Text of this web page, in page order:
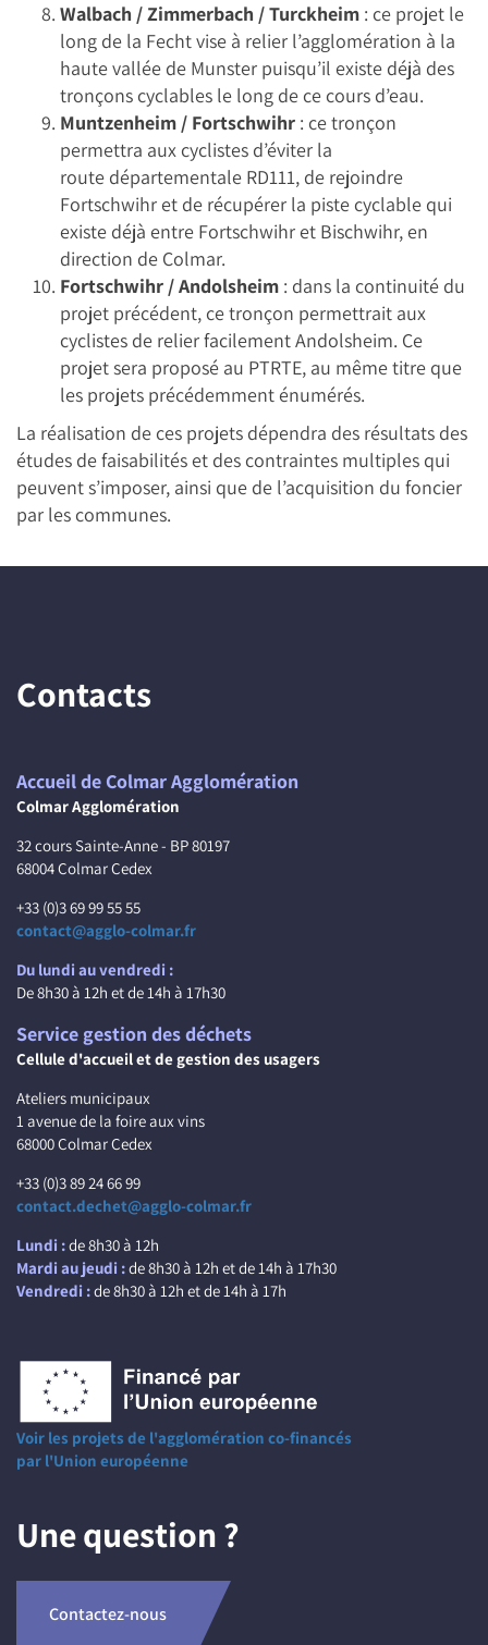
Walbach / Zimmerbach / Turckheim : ce projet le
long de la Fecht vise à relier l’agglomération à la
haute vallée de Munster puisqu’il existe déjà des
tronçons cyclables le long de ce cours d’eau.
Muntzenheim / Fortschwihr : ce tronçon
permettra aux cyclistes d’éviter la
route départementale RD111, de rejoindre
Fortschwihr et de récupérer la piste cyclable qui
existe déjà entre Fortschwihr et Bischwihr, en
direction de Colmar.
Fortschwihr / Andolsheim : dans la continuité du
projet précédent, ce tronçon permettrait aux
cyclistes de relier facilement Andolsheim. Ce
projet sera proposé au PTRTE, au même titre que
les projets précédemment énumérés.
La réalisation de ces projets dépendra des résultats des
études de faisabilités et des contraintes multiples qui
peuvent s’imposer, ainsi que de l’acquisition du foncier
par les communes.
Contacts
Accueil de Colmar Agglomération
Colmar Agglomération
32 cours Sainte-Anne - BP 80197
68004 Colmar Cedex
+33 (0)3 69 99 55 55
contact@agglo-colmar.fr
Du lundi au vendredi :
De 8h30 à 12h et de 14h à 17h30
Service gestion des déchets
Cellule d'accueil et de gestion des usagers
Ateliers municipaux
1 avenue de la foire aux vins
68000 Colmar Cedex
+33 (0)3 89 24 66 99
contact.dechet@agglo-colmar.fr
Lundi :de 8h30 à 12h
Mardi au jeudi :de 8h30 à 12h et de 14h à 17h30
Vendredi :de 8h30 à 12h et de 14h à 17h
Voir les projets de l'agglomération co-financés
par l'Union européenne
Une question ?
Contactez-nous